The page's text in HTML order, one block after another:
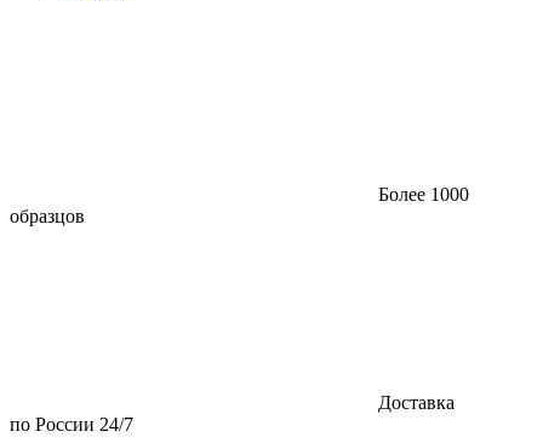
Более 1000
образцов
Доставка
по России 24/7